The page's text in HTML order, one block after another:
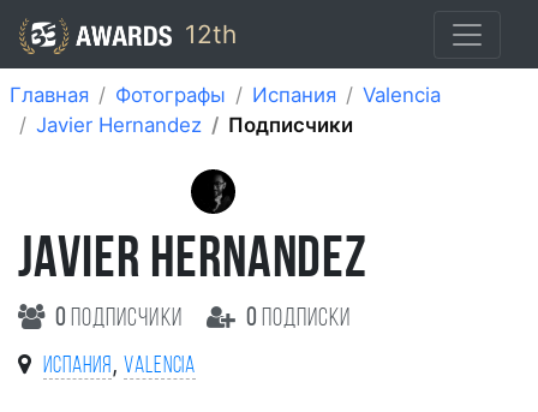
12th
Главная Фотографы Испания
Valencia
Javier Hernandez
Подписчики
JAVIER HERNANDEZ
0 подписчики 0 подписки
Испания , Valencia